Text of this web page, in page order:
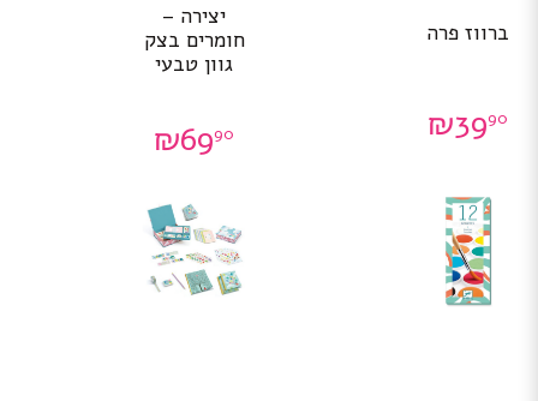
ברווז פרה
₪3990
יצירה –
חומרים בצק
גוון טבעי
₪6990